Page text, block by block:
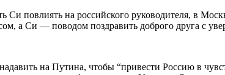
повлиять на российского руководителя, в
а Си — поводом поздравить доброго друга с
на Путина, чтобы “привести Россию в